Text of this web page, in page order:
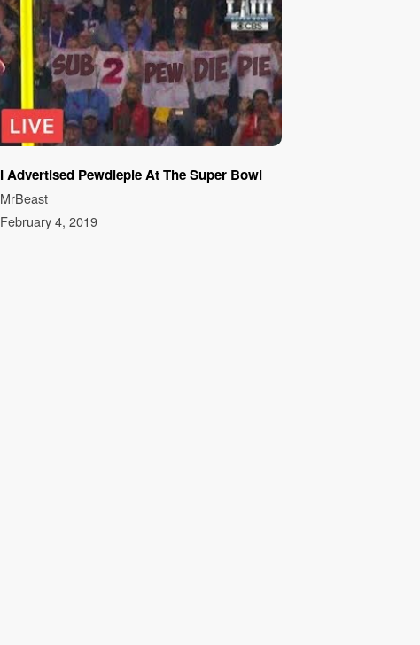
I Advertised Pewdiepie At The Super Bowl
MrBeast
February 4, 2019